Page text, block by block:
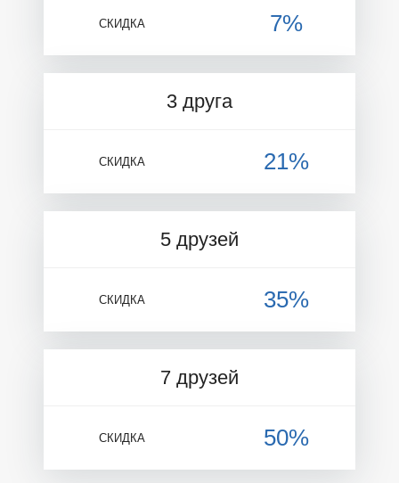
СКИДКА 7%
3 друга
СКИДКА 21%
5 друзей
СКИДКА 35%
7 друзей
СКИДКА 50%